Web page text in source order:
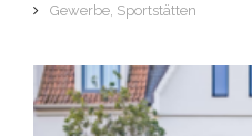
Gewerbe Sportstätten